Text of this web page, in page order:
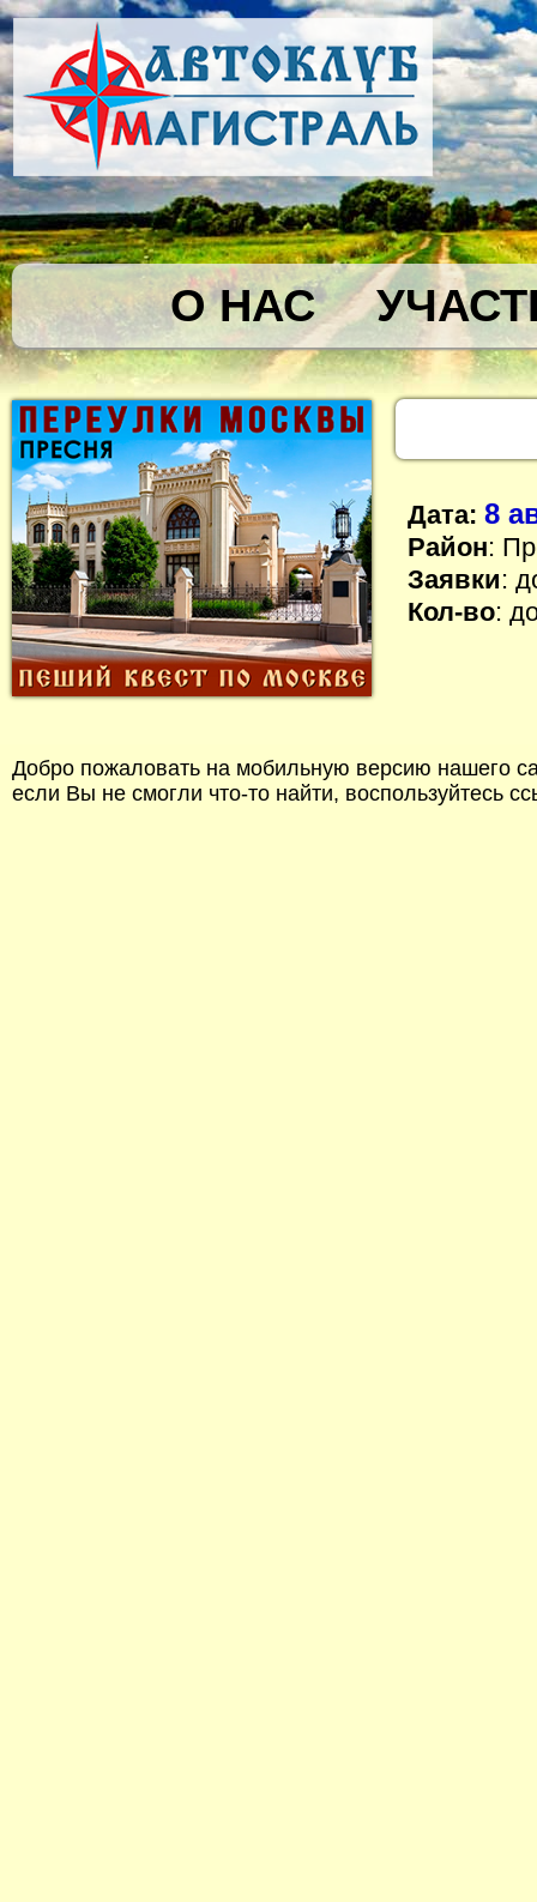
О НАС
Дата: 8
Район:
Заявки:
Кол-во:
Добро пожаловать на мобильную версию нашего
если Вы не смогли что-то найти, воспользуйтесь